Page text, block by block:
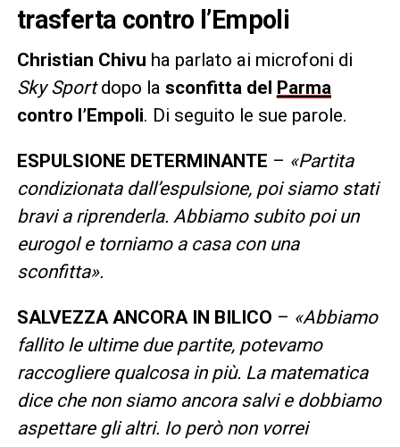
trasferta contro l’Empoli
Christian Chivu ha parlato ai microfoni di
Sky Sportdopo la sconfitta del Parma
contro l’Empoli. Di seguito le sue parole.
ESPULSIONE DETERMINANTE – «Partita
condizionata dall’espulsione, poi siamo stati
bravi a riprenderla. Abbiamo subito poi un
eurogol e torniamo a casa con una
sconfitta».
SALVEZZA ANCORA IN BILICO – «Abbiamo
fallito le ultime due partite, potevamo
raccogliere qualcosa in più. La matematica
dice che non siamo ancora salvi e dobbiamo
aspettare gli altri. Io però non vorrei